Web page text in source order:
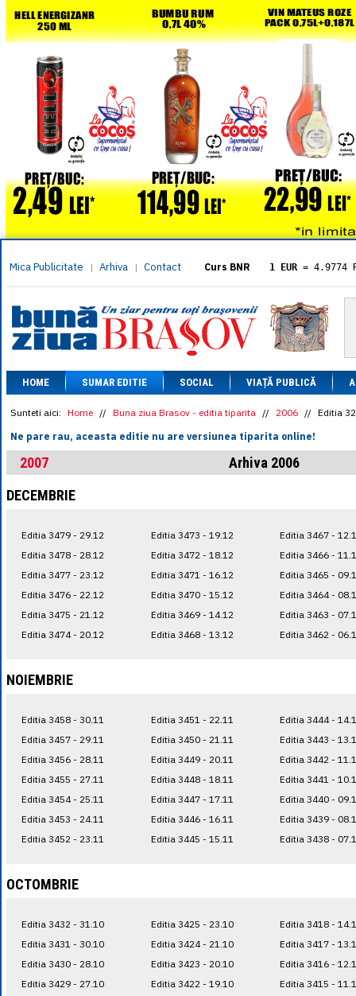
Mica Publicitate | Arhiva | Contact Curs BNR 1 EUR = 4.9774
= 5.8304
1 XAU= 464.4611
1 AED= 1.1933
1 AUD= 2.7957
1 BGN= 2.5449
1 CAD= 3.1559
1 CHF= 5.2813
1 CNY= 0.6015
1 DKK= 0.6668
1 EGP= 0.0860
1 HUF= 1.2223
1 MXN= 0.2227
1 NOK= 0.4191
1 RSD= 0.0425
1 RUB= 0.0530
1 TRY= 0.1141
HOME SUMAR EDITIE SOCIAL VIAȚĂ PUBLICĂ
Sunteti aici: Home // Buna ziua Brasov - editia tiparita // 2006 // Editia
Ne pare rau, aceasta editie nu are versiunea tiparita online!
2007
Arhiva 2006
DECEMBRIE
Editia 3479 - 29.12
Editia 3478 - 28.12
Editia 3477 - 23.12
Editia 3476 - 22.12
Editia 3475 - 21.12
Editia 3474 - 20.12
Editia 3473 - 19.12
Editia 3472 - 18.12
Editia 3471 - 16.12
Editia 3470 - 15.12
Editia 3469 - 14.12
Editia 3468 - 13.12
Editia 3467 -
Editia 3466 -
Editia 3465 -
Editia 3464 -
Editia 3463 -
Editia 3462 -
NOIEMBRIE
Editia 3458 - 30.11
Editia 3457 - 29.11
Editia 3456 - 28.11
Editia 3455 - 27.11
Editia 3454 - 25.11
Editia 3453 - 24.11
Editia 3452 - 23.11
Editia 3451 - 22.11
Editia 3450 - 21.11
Editia 3449 - 20.11
Editia 3448 - 18.11
Editia 3447 - 17.11
Editia 3446 - 16.11
Editia 3445 - 15.11
Editia 3444 -
Editia 3443 -
Editia 3442 -
Editia 3441 -
Editia 3440 -
Editia 3439 -
Editia 3438 -
OCTOMBRIE
Editia 3432 - 31.10
Editia 3431 - 30.10
Editia 3430 - 28.10
Editia 3429 - 27.10
Editia 3425 - 23.10
Editia 3424 - 21.10
Editia 3423 - 20.10
Editia 3422 - 19.10
Editia 3418 -
Editia 3417 -
Editia 3416 -
Editia 3415 -